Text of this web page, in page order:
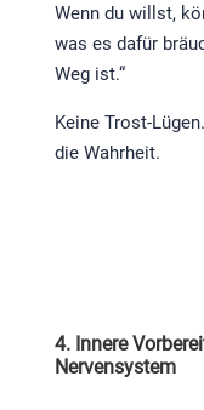
Wenn du willst,
was es dafür
Weg ist.“
Keine Trost-
die Wahrheit.
4. Innere
Nervensystem